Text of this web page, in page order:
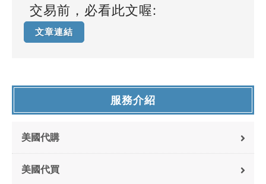
交易前，必看此文喔:
文章連結
服務介紹
美國代購
美國代買